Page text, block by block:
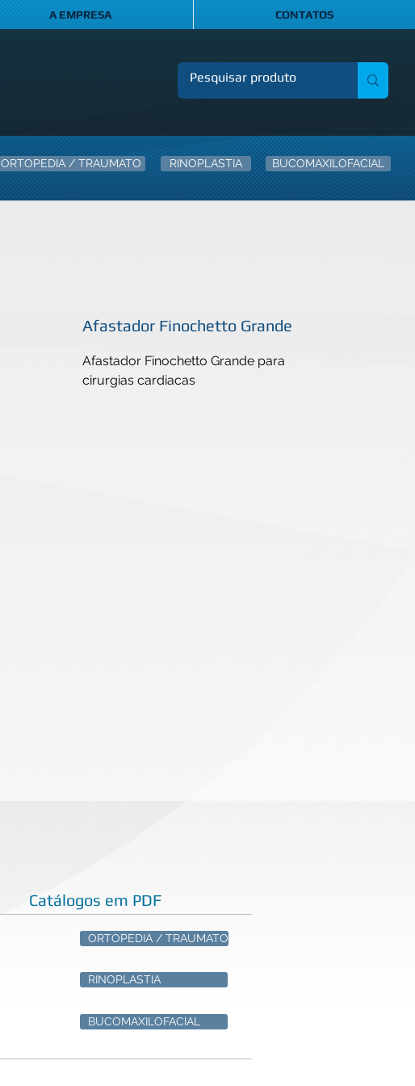
A EMPRESA CONTATOS
ORTOPEDIA / TRAUMATO RINOPLASTIA BUCOMAXILOFACIAL
Afastador Finochetto Grande
Afastador Finochetto Grande para
cirurgias cardiacas
Catálogos em PDF
RINOPLASTIA
BUCOMAXILOFACIAL
ORTOPEDIA / TRAUMATO